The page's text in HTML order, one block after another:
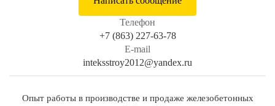
Телефон
+7 (863) 227-63-78
E-mail
inteksstroy2012@yandex.ru
Опыт работы в производстве и продаже железобетонных